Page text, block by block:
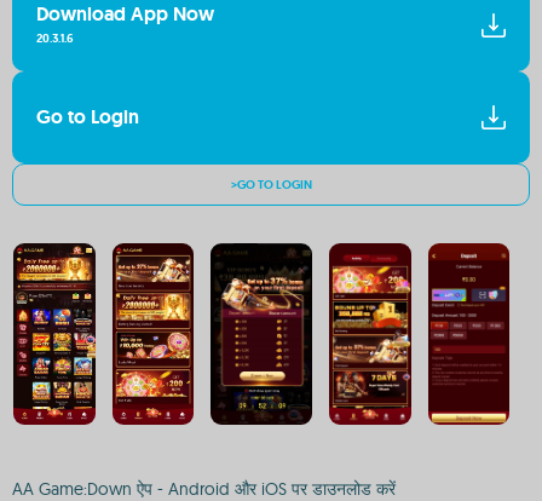
Download App Now
20.3.1.6
Go to Login
>GO TO LOGIN
AA Game:Down ऐप - Android और iOS पर डाउनलोड करें